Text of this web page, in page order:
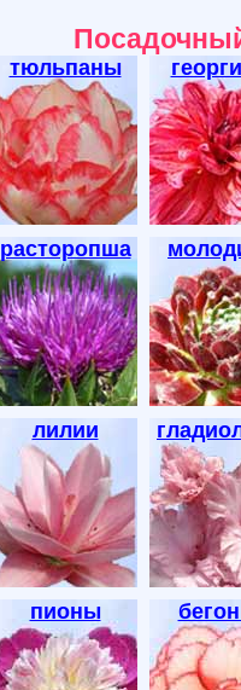
тюльпаны
расторопша
лилии
пионы